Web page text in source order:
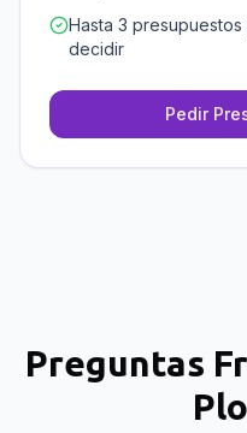
Hasta 3
decidir
Pedir
Preguntas